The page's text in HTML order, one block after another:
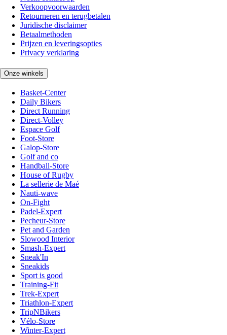
Verkoopvoorwaarden
Retourneren en terugbetalen
Juridische disclaimer
Betaalmethoden
Prijzen en leveringsopties
Privacy verklaring
Onze winkels
Basket-Center
Daily Bikers
Direct Running
Direct-Volley
Espace Golf
Foot-Store
Galop-Store
Golf and co
Handball-Store
House of Rugby
La sellerie de Maé
Nauti-wave
On-Fight
Padel-Expert
Pecheur-Store
Pet and Garden
Slowood Interior
Smash-Expert
Sneak'In
Sneakids
Sport is good
Training-Fit
Trek-Expert
Triathlon-Expert
TripNBikers
Vélo-Store
Winter-Expert